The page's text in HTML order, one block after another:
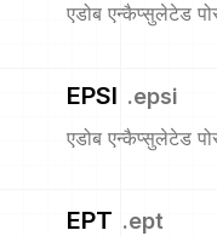
एडोब एन्कैप्सुलेटेड
EPSI .epsi
एडोब एन्कैप्सुलेटेड
EPT .ept